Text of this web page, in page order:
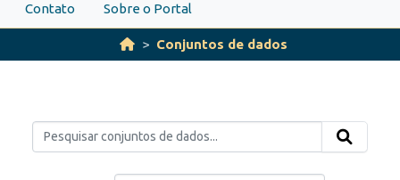
Contato Sobre o Portal
Conjuntos de dados